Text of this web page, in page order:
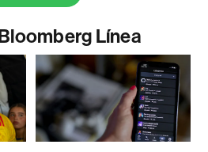
Línea